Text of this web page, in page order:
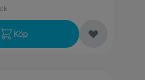
Köp